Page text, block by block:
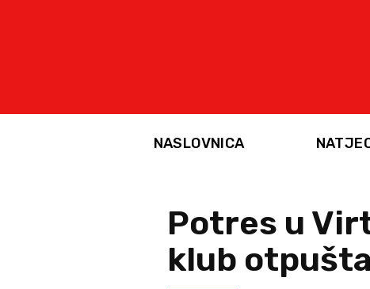
NASLOVNICA
Potres u
klub